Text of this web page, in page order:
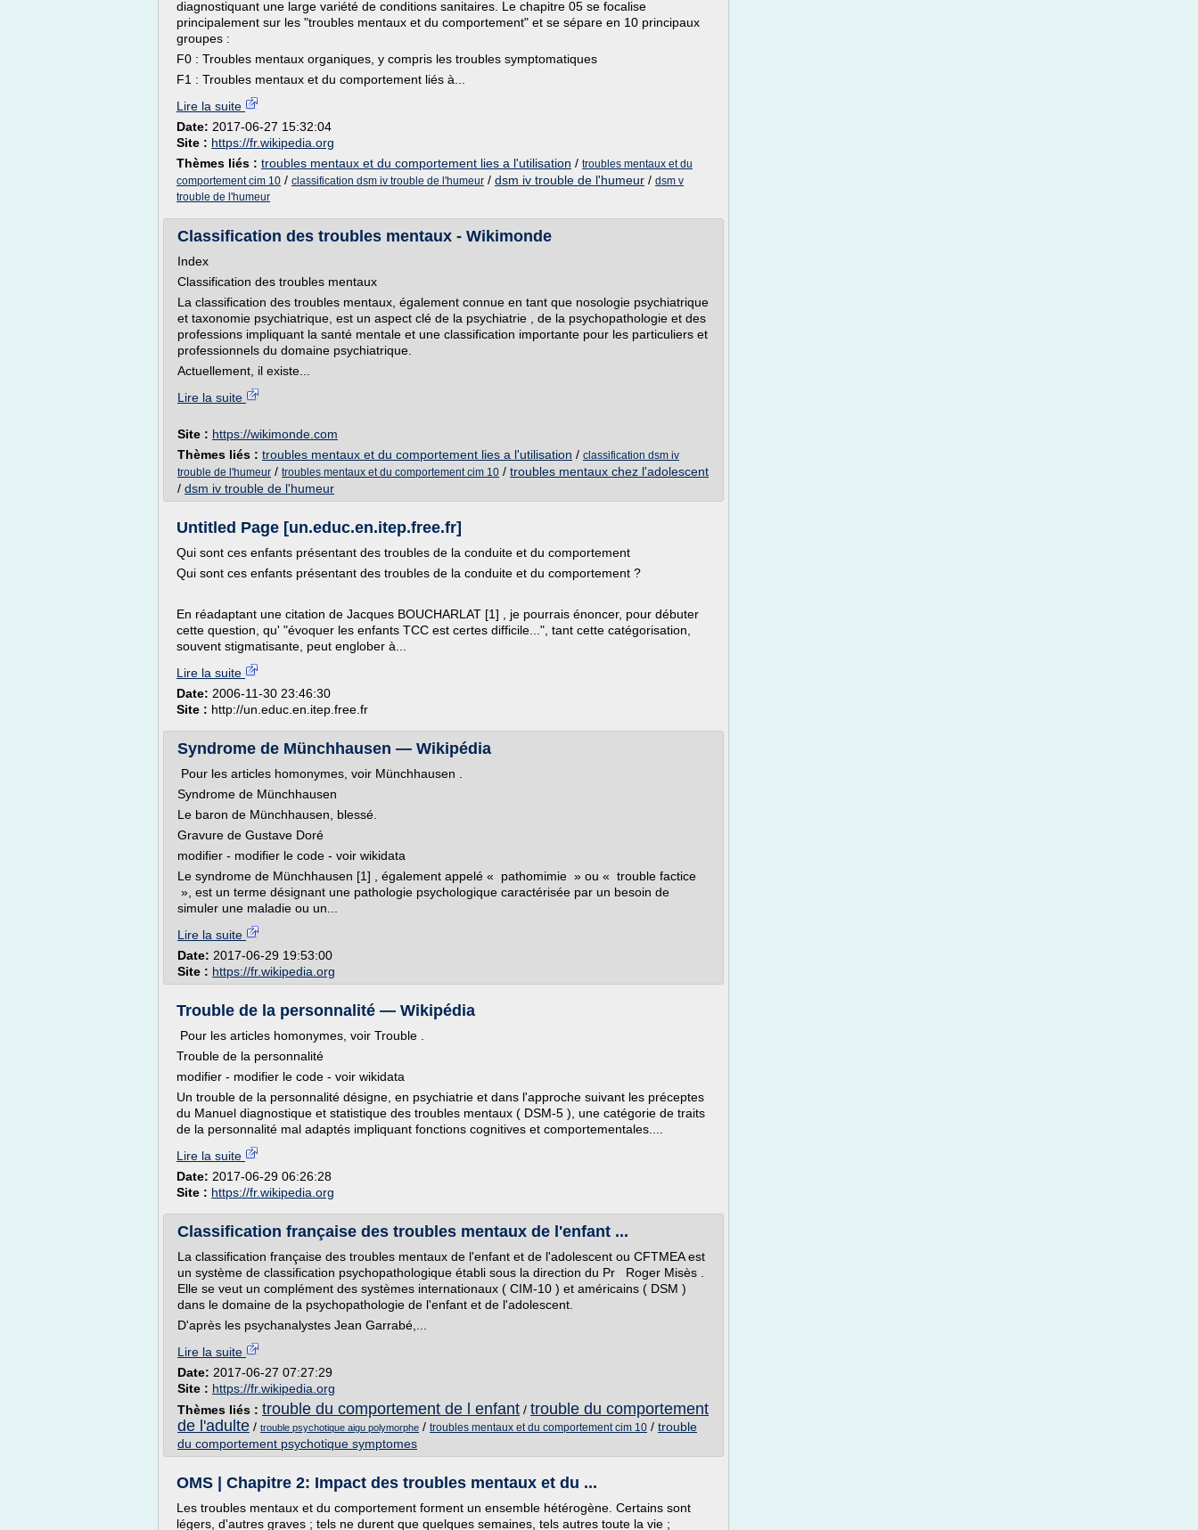
diagnostiquant une large variété de conditions sanitaires. Le chapitre 05 se focalise
principalement sur les "troubles mentaux et du comportement" et se sépare en 10 principaux
groupes :
F0 : Troubles mentaux organiques, y compris les troubles symptomatiques
F1 : Troubles mentaux et du comportement liés à...
Lire la suite
Date: 2017-06-27 15:32:04
Site : https://fr.wikipedia.org
Thèmes liés : troubles mentaux et du comportement lies a l'utilisation / troubles mentaux et du
comportement cim 10 / classification dsm iv trouble de l'humeur / dsm iv trouble de l'humeur / dsm v
trouble de l'humeur
Classification des troubles mentaux - Wikimonde
Index
Classification des troubles mentaux
La classification des troubles mentaux, également connue en tant que nosologie psychiatrique
et taxonomie psychiatrique, est un aspect clé de la psychiatrie , de la psychopathologie et des
professions impliquant la santé mentale et une classification importante pour les particuliers et
professionnels du domaine psychiatrique.
Actuellement, il existe...
Lire la suite
Site : https://wikimonde.com
Thèmes liés : troubles mentaux et du comportement lies a l'utilisation / classification dsm iv
trouble de l'humeur / troubles mentaux et du comportement cim 10 / troubles mentaux chez l'adolescent
/ dsm iv trouble de l'humeur
Untitled Page [un.educ.en.itep.free.fr]
Qui sont ces enfants présentant des troubles de la conduite et du comportement
Qui sont ces enfants présentant des troubles de la conduite et du comportement ?
En réadaptant une citation de Jacques BOUCHARLAT [1] , je pourrais énoncer, pour débuter
cette question, qu' "évoquer les enfants TCC est certes difficile...", tant cette catégorisation,
souvent stigmatisante, peut englober à...
Lire la suite
Date: 2006-11-30 23:46:30
Site : http://un.educ.en.itep.free.fr
Syndrome de Münchhausen — Wikipédia
Pour les articles homonymes, voir Münchhausen .
Syndrome de Münchhausen
Le baron de Münchhausen, blessé.
Gravure de Gustave Doré
modifier - modifier le code - voir wikidata
Le syndrome de Münchhausen [1] , également appelé « pathomimie » ou « trouble factice
», est un terme désignant une pathologie psychologique caractérisée par un besoin de
simuler une maladie ou un...
Lire la suite
Date: 2017-06-29 19:53:00
Site : https://fr.wikipedia.org
Trouble de la personnalité — Wikipédia
Pour les articles homonymes, voir Trouble .
Trouble de la personnalité
modifier - modifier le code - voir wikidata
Un trouble de la personnalité désigne, en psychiatrie et dans l'approche suivant les préceptes
du Manuel diagnostique et statistique des troubles mentaux ( DSM-5 ), une catégorie de traits
de la personnalité mal adaptés impliquant fonctions cognitives et comportementales....
Lire la suite
Date: 2017-06-29 06:26:28
Site : https://fr.wikipedia.org
Classification française des troubles mentaux de l'enfant ...
La classification française des troubles mentaux de l'enfant et de l'adolescent ou CFTMEA est
un système de classification psychopathologique établi sous la direction du Pr Roger Misès .
Elle se veut un complément des systèmes internationaux ( CIM-10 ) et américains ( DSM )
dans le domaine de la psychopathologie de l'enfant et de l'adolescent.
D'après les psychanalystes Jean Garrabé,...
Lire la suite
Date: 2017-06-27 07:27:29
Site : https://fr.wikipedia.org
Thèmes liés : trouble du comportement de l enfant / trouble du comportement
de l'adulte / trouble psychotique aigu polymorphe / troubles mentaux et du comportement cim 10 / trouble
du comportement psychotique symptomes
OMS | Chapitre 2: Impact des troubles mentaux et du ...
Les troubles mentaux et du comportement forment un ensemble hétérogène. Certains sont
légers, d'autres graves ; tels ne durent que quelques semaines, tels autres toute la vie ;